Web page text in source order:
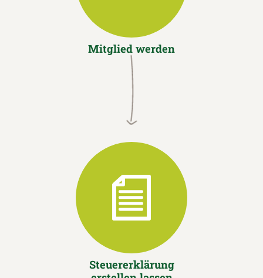
Mitglied werden
Steuererklärung